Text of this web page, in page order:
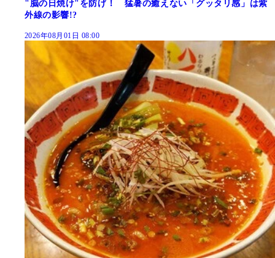
"脳の日焼け"を防げ！ 猛暑の癒えない「グッタリ感」は紫
外線の影響!?
2026年08月01日 08:00